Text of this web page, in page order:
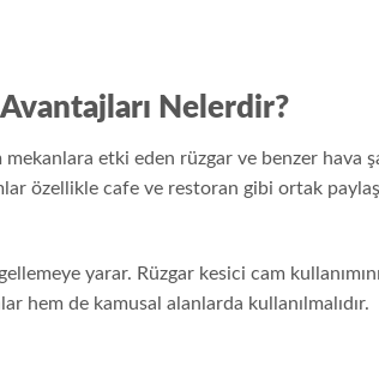
Avantajları Nelerdir?
etki eden rüzgar ve benzer hava
özellikle cafe ve restoran gibi ortak
yarar. Rüzgar kesici cam
hem de kamusal alanlarda kullanılmalıdır.